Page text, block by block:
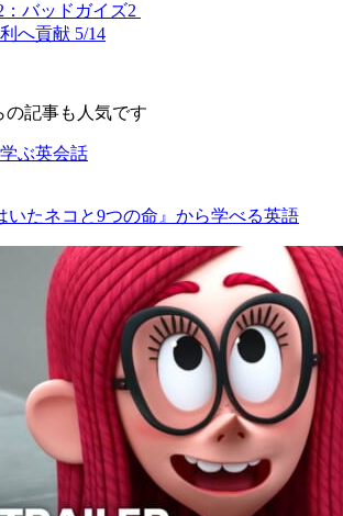
バッドガイズ2
へ貢献 5/14
ぶ英会話
いたネコと9つの命』から学べる英語